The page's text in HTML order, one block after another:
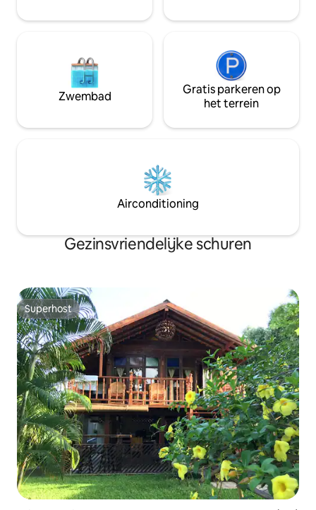
Zwembad
Gratis parkeren op
het terrein
Airconditioning
Gezinsvriendelijke schuren
Superhost
Superhost